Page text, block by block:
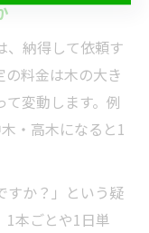
、納得して依頼す
料金は木の大き
変動します。例
・高木になると1
すか？」という疑
1本ごとや1日単